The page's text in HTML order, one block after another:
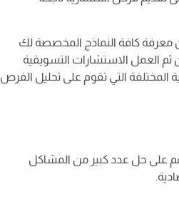
معرفة كافة النماذج المخصصة لك
ثم العمل الاستشارات التسويقية
المختلفة التي تقوم على تحليل الفرص
على حل عدد كبير من المشاكل